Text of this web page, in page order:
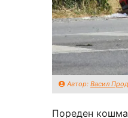
Автор: Васил
Пореден